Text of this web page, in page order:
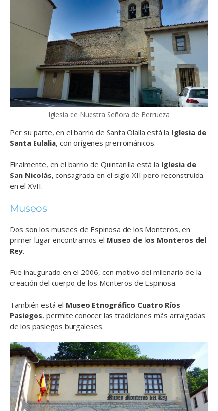
Iglesia de Nuestra Señora de Berrueza
Por su parte, en el barrio de Santa Olalla está la Iglesia de
Santa Eulalia, con orígenes prerrománicos.
Finalmente, en el barrio de Quintanilla está la Iglesia de
San Nicolás, consagrada en el siglo XII pero reconstruida
en el XVII.
Museos
Dos son los museos de Espinosa de los Monteros, en
primer lugar encontramos el Museo de los Monteros del
Rey.
Fue inaugurado en el 2006, con motivo del milenario de la
creación del cuerpo de los Monteros de Espinosa.
También está el Museo Etnográfico Cuatro Ríos
Pasiegos, permite conocer las tradiciones más arraigadas
de los pasiegos burgaleses.